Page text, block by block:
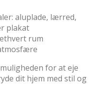
aluplade, lærred,
plakat
rum
for at eje
dit hjem med stil og